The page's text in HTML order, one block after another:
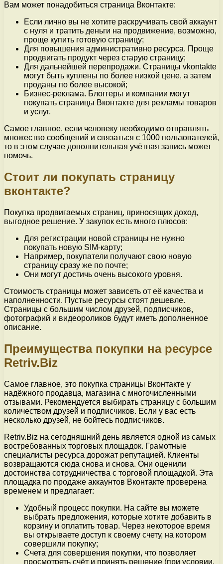
Вам может понадобиться страница Вконтакте:
Если лично вы не хотите раскручивать свой аккаунт
с нуля и тратить деньги на продвижение, возможно,
проще купить готовую страницу;
Для повышения административно ресурса. Проще
продвигать продукт через старую страницу;
Для дальнейшей перепродажи. Страницы vkontakte
могут быть куплены по более низкой цене, а затем
проданы по более высокой;
Бизнес-реклама. Блоггеры и компании могут
покупать страницы Вконтакте для рекламы товаров
и услуг.
Самое главное, если человеку необходимо отправлять
множество сообщений и связаться с 1000 пользователей,
то в этом случае дополнительная учётная запись может
помочь.
Стоит ли покупать страницу
вконтакте?
Покупка продвигаемых страниц, приносящих доход,
выгодное решение. У закупок есть много плюсов:
Для регистрации новой страницы не нужно
покупать новую SIM-карту;
Например, покупатели получают свою новую
страницу сразу же по почте;
Они могут достичь очень высокого уровня.
Стоимость страницы может зависеть от её качества и
наполненности. Пустые ресурсы стоят дешевле.
Страницы с большим числом друзей, подписчиков,
фотографий и видеороликов будут иметь дополненное
описание.
Преимущества покупки на ресурсе
Retriv.Biz
Самое главное, это покупка страницы Вконтакте у
надёжного продавца, магазина с многочисленными
отзывами. Рекомендуется выбирать страницу с большим
количеством друзей и подписчиков. Если у вас есть
несколько друзей, не бойтесь подписчиков.
Retriv.Biz на сегодняшний день является одной из самых
востребованных торговых площадок. Грамотные
специалисты ресурса дорожат репутацией. Клиенты
возвращаются сюда снова и снова. Они оценили
достоинства сотрудничества с торговой площадкой. Эта
площадка по продаже аккаунтов Вконтакте проверена
временем и предлагает:
Удобный процесс покупки. На сайте вы можете
выбрать предложения, которые хотите добавить в
корзину и оплатить товар. Через некоторое время
вы открываете доступ к своему счету, на котором
совершили покупку;
Счета для совершения покупки, что позволяет
просмотреть счёт и принять решение (при условии,